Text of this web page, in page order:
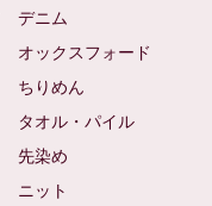
デニム
オックスフォード
ちりめん
タオル・パイル
先染め
ニット